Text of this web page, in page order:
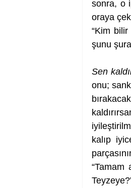
sonra, o
oraya
“Kim bilir
şunu
Sen
onu;
kalıp
“Tamam